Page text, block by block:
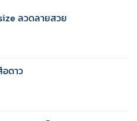
ลวดลายสวย
ดาว